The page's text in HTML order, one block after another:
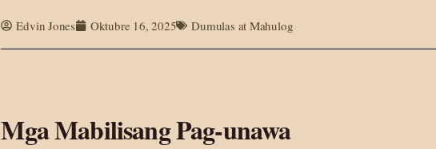
Edvin Jones Oktubre 16, 2025 Dumulas at Mahulog
Mga Mabilisang Pag-unawa